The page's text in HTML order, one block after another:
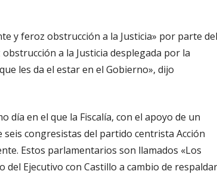
y feroz obstrucción a la Justicia» por parte del
a la Justicia desplegada por la
les da el estar en el Gobierno», dijo
día en el que la Fiscalía, con el apoyo de un
seis congresistas del partido centrista Acción
Estos parlamentarios son llamados «Los
Ejecutivo con Castillo a cambio de respaldar